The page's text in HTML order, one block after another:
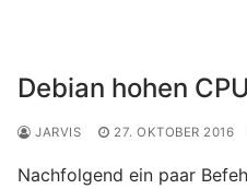
Debian hohen
JARVIS 27. OKTOBER 2016
Nachfolgend ein paar